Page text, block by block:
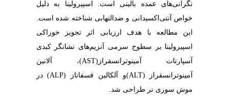
نگرانی‌های عمده بالینی است. اسپیرولینا به دلیل
خواص آنتی‌اکسیدانی و ضدالتهابی شناخته شده است.
این مطالعه با هدف ارزیابی اثر تجویز خوراکی
اسپیرولینا بر سطوح سرمی آنزیم‌های نشانگر کبدی
آسپارتات آمینوترانسفراز )
AST
(، آلانین
آمینوترانسفراز
ALT)
(و آلکالین فسفاتاز (ALP) در
موش سوری نر طراحی شد